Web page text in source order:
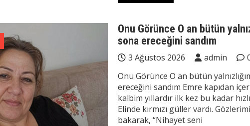
Onu Görünce O an bütün
sona ereceğini sandım
3 Ağustos 2026 admin
Onu Görünce O an bütün
ereceğini sandım Emre kapıdan
kalbim yıllardır ilk kez bu kadar
Elinde kırmızı güller vardı.
bakarak, “Nihayet seni